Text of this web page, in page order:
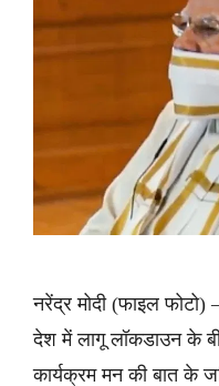
नरेंद्र मोदी (फाइल
देश में लागू लॉकडाउन के
कार्यक्रम मन की बात के